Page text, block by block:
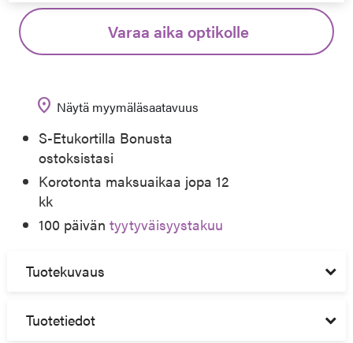
Varaa aika optikolle
location_on Näytä myymäläsaatavuus
S-Etukortilla Bonusta
ostoksistasi
Korotonta maksuaikaa jopa 12
kk
100 päiväntyytyväisyystakuu
Tuotekuvaus
Tuotetiedot